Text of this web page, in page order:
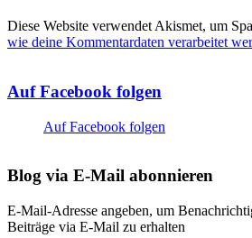
Diese Website verwendet Akismet, um
wie deine Kommentardaten verarbeitet
Auf Facebook folgen
Auf Facebook folgen
Blog via E-Mail abonnieren
E-Mail-Adresse angeben, um
Beiträge via E-Mail zu erhalten